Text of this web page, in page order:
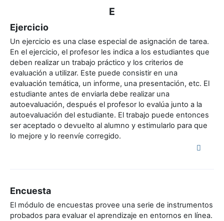
E
Ejercicio
Un ejercicio es una clase especial de asignación de tarea.
En el ejercicio, el profesor les indica a los estudiantes que
deben realizar un trabajo práctico y los criterios de
evaluación a utilizar. Este puede consistir en una
evaluación temática, un informe, una presentación, etc. El
estudiante antes de enviarla debe realizar una
autoevaluación, después el profesor lo evalúa junto a la
autoevaluación del estudiante. El trabajo puede entonces
ser aceptado o devuelto al alumno y estimularlo para que
lo mejore y lo reenvíe corregido.
Encuesta
El módulo de encuestas provee una serie de instrumentos
probados para evaluar el aprendizaje en entornos en línea.